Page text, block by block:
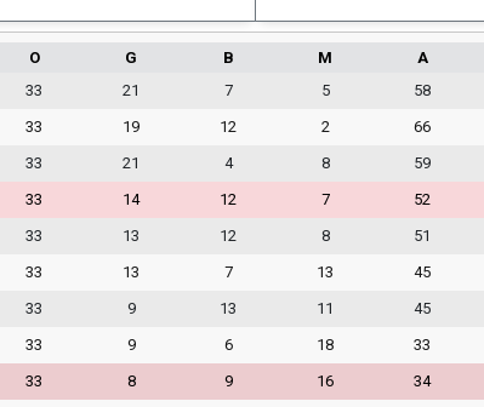
O G B M A
33 21 7 5 58
33 19 12 2 66
33 21 4 8 59
33 14 12 7 52
33 13 12 8 51
33 13 7 13 45
33 9 13 11 45
33 9 6 18 33
33 8 9 16 34